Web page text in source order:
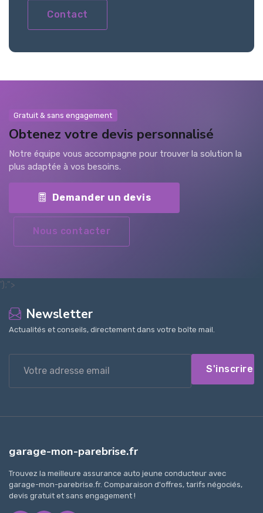
Contact
Gratuit & sans engagement
Obtenez votre devis personnalisé
Notre équipe vous accompagne pour trouver la solution la
plus adaptée à vos besoins.
Demander un devis
Nous contacter
');">
Newsletter
Actualités et conseils, directement dans votre boîte mail.
S'inscrire
garage-mon-parebrise.fr
Trouvez la meilleure assurance auto jeune conducteur avec
garage-mon-parebrise.fr. Comparaison d'offres, tarifs négociés,
devis gratuit et sans engagement !